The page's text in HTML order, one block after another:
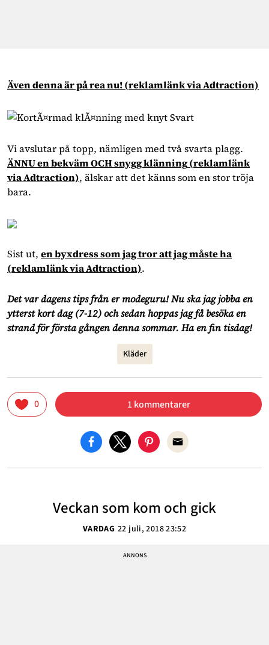
Även denna är på rea nu!(reklamlänk via Adtraction)
Vi avslutar på topp, nämligen med två svarta plagg.
ÄNNU en bekväm OCH snygg klänning(reklamlänk
via Adtraction), älskar att det känns som en stor tröja
bara.
Sist ut, en byxdress som jag tror att jag måste ha
(reklamlänk via Adtraction).
Det var dagens tips från er modeguru! Nu ska jag jobba en
ytterst kort dag (7-12) och sedan hoppas jag få besöka en
strand för första gången denna sommar. Ha en fin tisdag!
Kläder
0 1 kommentarer
Veckan som kom och gick
VARDAG 22 juli, 2018 23:52